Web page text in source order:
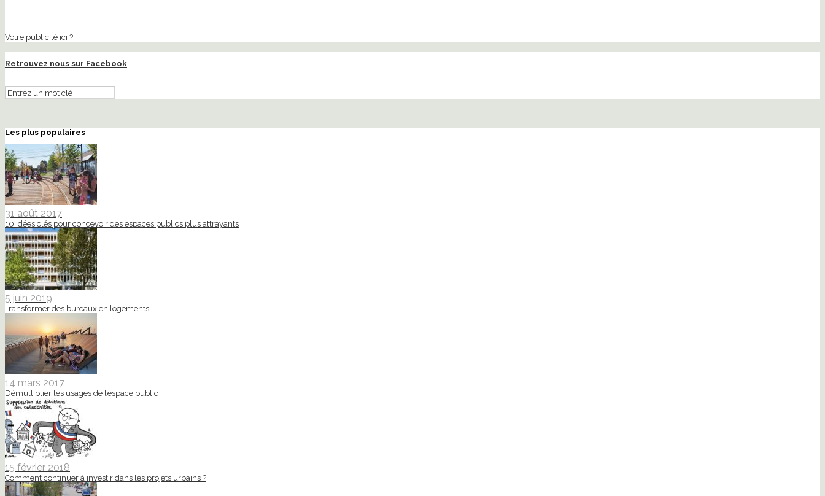
Votre publicité ici ?
Retrouvez nous sur Facebook
Les plus populaires
31 août 2017
10 idées clés pour concevoir des espaces publics plus attrayants
5 juin 2019
Transformer des bureaux en logements
14 mars 2017
Démultiplier les usages de l’espace public
15 février 2018
Comment continuer à investir dans les projets urbains ?